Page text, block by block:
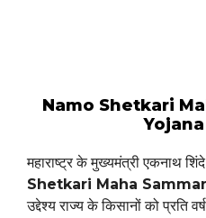
Namo Shetkari
Yojana
महाराष्ट्र के मुख्यमंत्री एकनाथ
Shetkari Maha
उद्देश्य राज्य के किसानों को प्रति